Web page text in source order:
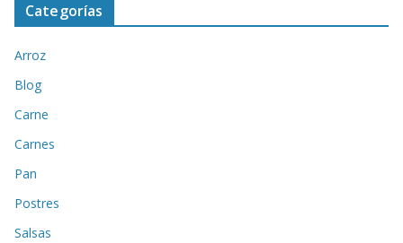
Categorías
Arroz
Blog
Carne
Carnes
Pan
Postres
Salsas